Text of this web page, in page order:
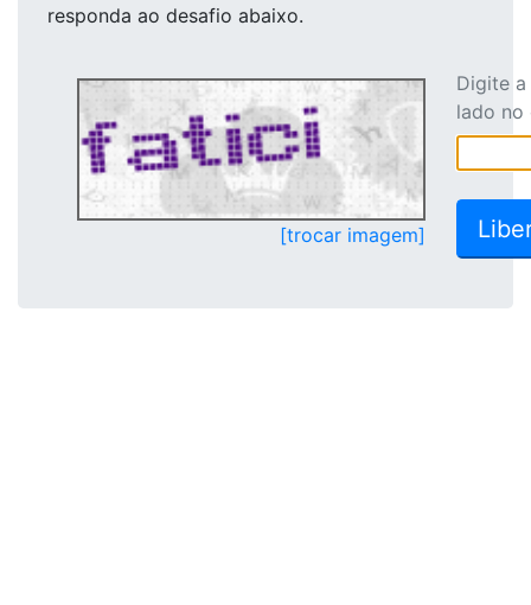
responda ao desafio abaixo.
[trocar imagem]
Digite
lado no